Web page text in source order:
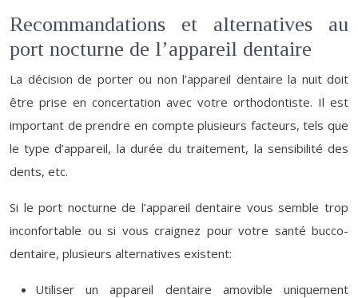
Recommandations et alternatives au
port nocturne de l’appareil dentaire
La décision de porter ou non l’appareil dentaire la nuit doit
être prise en concertation avec votre orthodontiste. Il est
important de prendre en compte plusieurs facteurs, tels que
le type d’appareil, la durée du traitement, la sensibilité des
dents, etc.
Si le port nocturne de l’appareil dentaire vous semble trop
inconfortable ou si vous craignez pour votre santé bucco-
dentaire, plusieurs alternatives existent:
Utiliser un appareil dentaire amovible uniquement